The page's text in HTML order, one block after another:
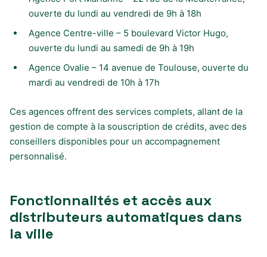
ouverte du lundi au vendredi de 9h à 18h
Agence Centre-ville – 5 boulevard Victor Hugo,
ouverte du lundi au samedi de 9h à 19h
Agence Ovalie – 14 avenue de Toulouse, ouverte du
mardi au vendredi de 10h à 17h
Ces agences offrent des services complets, allant de la
gestion de compte à la souscription de crédits, avec des
conseillers disponibles pour un accompagnement
personnalisé.
Fonctionnalités et accès aux
distributeurs automatiques dans
la ville